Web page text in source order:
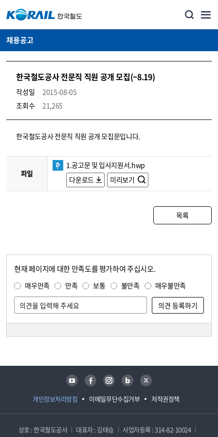
채용공고
한국철도공사 전문직 직원 공개 모집(~8.19)
작성일
2015-08-05
조회수
21,265
코레일소개_경영공시_채용공고 상세보기 – 내용, 파일, 담당자 연락처로 구성
한국철도공사 전문직 직원 공개 모집문입니다.
파일
1.공고문 및 입사지원서.hwp
다운로드
미리보기
목록
현재 페이지에 대한 만족도를 평가하여 주십시오.
매우만족 만족 보통 불만족 매우불만족
개인정보처리방침 이메일무단수집거부 저작권정책
유튜브 페이스북 인스타그램 블로그 트위터
상호 : 한국철도공사 대표자 : 김태승
사업자등록 : 314-82-10024